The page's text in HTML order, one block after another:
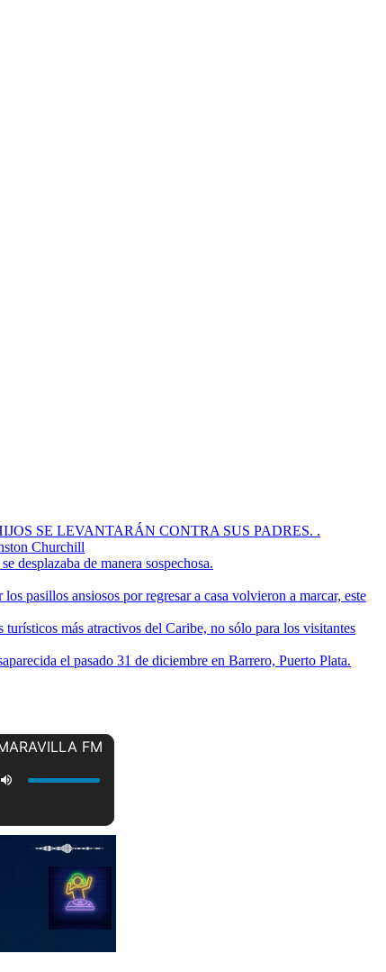
SE LEVANTARÁN CONTRA SUS PADRES. .
Churchill
desplazaba de manera sospechosa.
pasillos ansiosos por regresar a casa volvieron a marcar, este
más atractivos del Caribe, no sólo para los visitantes
el pasado 31 de diciembre en Barrero, Puerto Plata.